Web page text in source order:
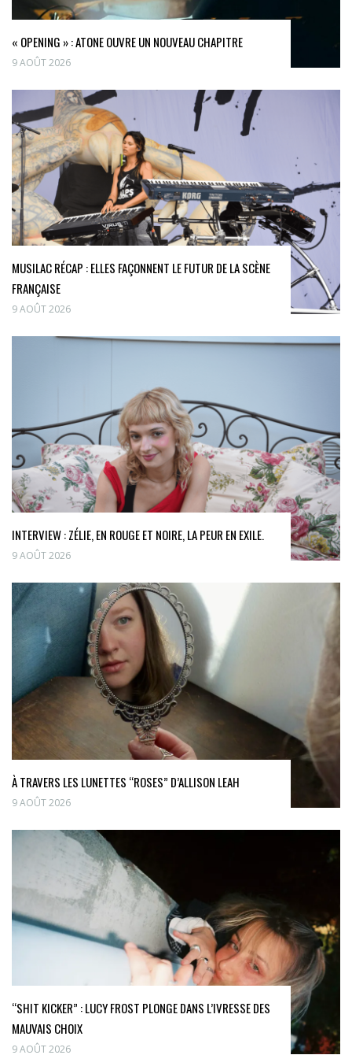
« OPENING » : ATONE OUVRE UN NOUVEAU CHAPITRE
9 AOÛT 2026
MUSILAC RÉCAP : ELLES FAÇONNENT LE FUTUR DE LA SCÈNE
FRANÇAISE
9 AOÛT 2026
INTERVIEW : ZÉLIE, EN ROUGE ET NOIRE, LA PEUR EN EXILE.
9 AOÛT 2026
À TRAVERS LES LUNETTES “ROSES” D’ALLISON LEAH
9 AOÛT 2026
“SHIT KICKER” : LUCY FROST PLONGE DANS L’IVRESSE DES
MAUVAIS CHOIX
9 AOÛT 2026